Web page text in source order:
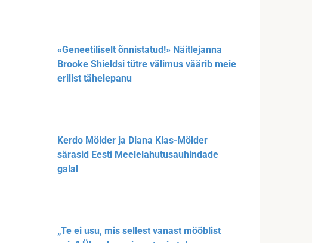
«Geneetiliselt õnnistatud!» Näitlejanna
Brooke Shieldsi tütre välimus väärib meie
erilist tähelepanu
Kerdo Mölder ja Diana Klas-Mölder
särasid Eesti Meelelahutusauhindade
galal
„Te ei usu, mis sellest vanast mööblist